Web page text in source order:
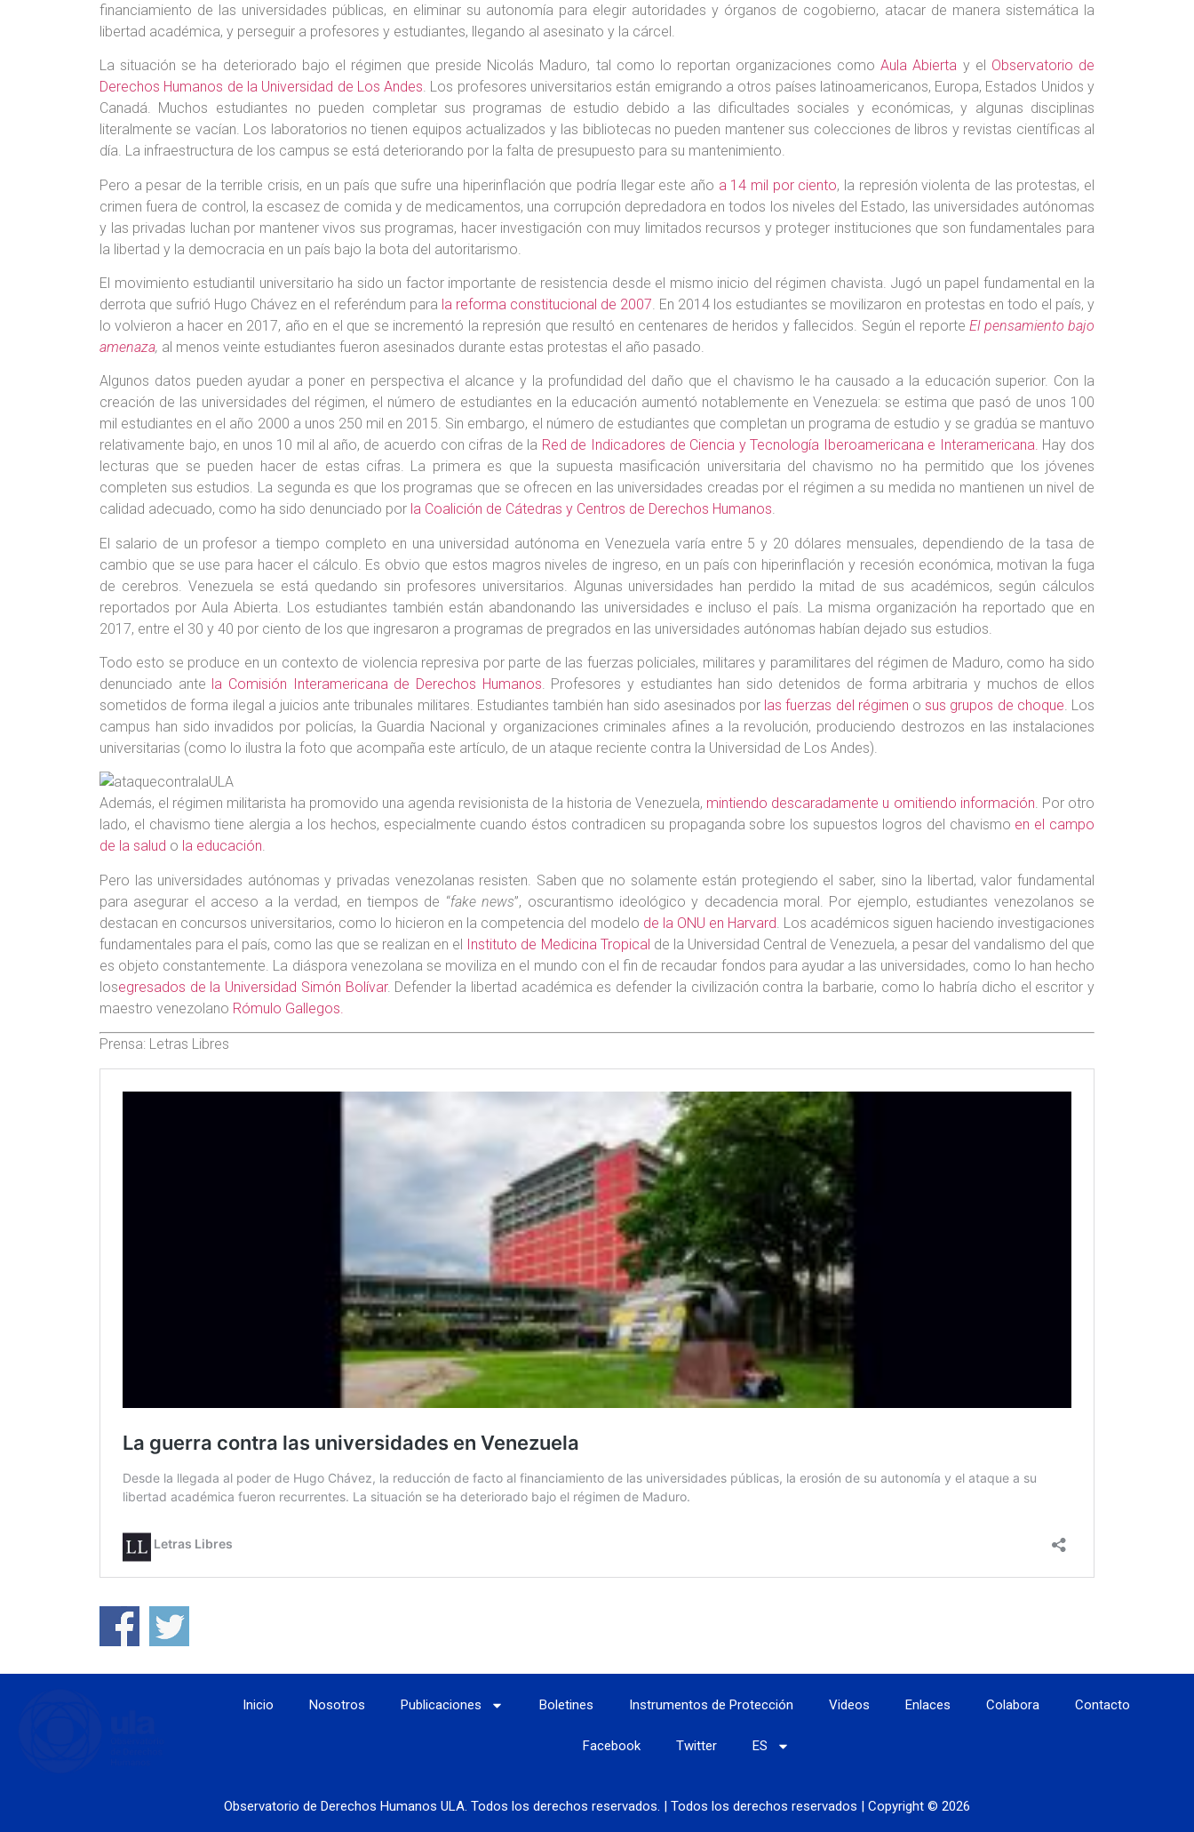
financiamiento de las universidades públicas, en eliminar su autonomía para elegir autoridades y órganos de cogobierno, atacar de manera sistemática la
libertad académica, y perseguir a profesores y estudiantes, llegando al asesinato y la cárcel.
La situación se ha deteriorado bajo el régimen que preside Nicolás Maduro, tal como lo reportan organizaciones comoAula Abierta y el Observatorio de
Derechos Humanos de la Universidad de Los Andes. Los profesores universitarios están emigrando a otros países latinoamericanos, Europa, Estados Unidos y
Canadá. Muchos estudiantes no pueden completar sus programas de estudio debido a las dificultades sociales y económicas, y algunas disciplinas
literalmente se vacían. Los laboratorios no tienen equipos actualizados y las bibliotecas no pueden mantener sus colecciones de libros y revistas científicas al
día. La infraestructura de los campus se está deteriorando por la falta de presupuesto para su mantenimiento.
Pero a pesar de la terrible crisis, en un país que sufre una hiperinflación que podría llegar este año a 14 mil por ciento, la represión violenta de las protestas, el
crimen fuera de control, la escasez de comida y de medicamentos, una corrupción depredadora en todos los niveles del Estado, las universidades autónomas
y las privadas luchan por mantener vivos sus programas, hacer investigación con muy limitados recursos y proteger instituciones que son fundamentales para
la libertad y la democracia en un país bajo la bota del autoritarismo.
El movimiento estudiantil universitario ha sido un factor importante de resistencia desde el mismo inicio del régimen chavista. Jugó un papel fundamental en la
derrota que sufrió Hugo Chávez en el referéndum para la reforma constitucional de 2007. En 2014 los estudiantes se movilizaron en protestas en todo el país, y
lo volvieron a hacer en 2017, año en el que se incrementó la represión que resultó en centenares de heridos y fallecidos. Según el reporteEl pensamiento bajo
amenaza, al menos veinte estudiantes fueron asesinados durante estas protestas el año pasado.
Algunos datos pueden ayudar a poner en perspectiva el alcance y la profundidad del daño que el chavismo le ha causado a la educación superior. Con la
creación de las universidades del régimen, el número de estudiantes en la educación aumentó notablemente en Venezuela: se estima que pasó de unos 100
mil estudiantes en el año 2000 a unos 250 mil en 2015. Sin embargo, el número de estudiantes que completan un programa de estudio y se gradúa se mantuvo
relativamente bajo, en unos 10 mil al año, de acuerdo con cifras de la Red de Indicadores de Ciencia y Tecnología Iberoamericana e Interamericana. Hay dos
lecturas que se pueden hacer de estas cifras. La primera es que la supuesta masificación universitaria del chavismo no ha permitido que los jóvenes
completen sus estudios. La segunda es que los programas que se ofrecen en las universidades creadas por el régimen a su medida no mantienen un nivel de
calidad adecuado, como ha sido denunciado por la Coalición de Cátedras y Centros de Derechos Humanos.
El salario de un profesor a tiempo completo en una universidad autónoma en Venezuela varía entre 5 y 20 dólares mensuales, dependiendo de la tasa de
cambio que se use para hacer el cálculo. Es obvio que estos magros niveles de ingreso, en un país con hiperinflación y recesión económica, motivan la fuga
de cerebros. Venezuela se está quedando sin profesores universitarios. Algunas universidades han perdido la mitad de sus académicos, según cálculos
reportados por Aula Abierta. Los estudiantes también están abandonando las universidades e incluso el país. La misma organización ha reportado que en
2017, entre el 30 y 40 por ciento de los que ingresaron a programas de pregrados en las universidades autónomas habían dejado sus estudios.
Todo esto se produce en un contexto de violencia represiva por parte de las fuerzas policiales, militares y paramilitares del régimen de Maduro, como ha sido
denunciado ante la Comisión Interamericana de Derechos Humanos. Profesores y estudiantes han sido detenidos de forma arbitraria y muchos de ellos
sometidos de forma ilegal a juicios ante tribunales militares. Estudiantes también han sido asesinados por las fuerzas del régimen osus grupos de choque. Los
campus han sido invadidos por policías, la Guardia Nacional y organizaciones criminales afines a la revolución, produciendo destrozos en las instalaciones
universitarias (como lo ilustra la foto que acompaña este artículo, de un ataque reciente contra la Universidad de Los Andes).
Además, el régimen militarista ha promovido una agenda revisionista de la historia de Venezuela, mintiendo descaradamente u omitiendo información. Por otro
lado, el chavismo tiene alergia a los hechos, especialmente cuando éstos contradicen su propaganda sobre los supuestos logros del chavismo en el campo
de la salud o la educación.
Pero las universidades autónomas y privadas venezolanas resisten. Saben que no solamente están protegiendo el saber, sino la libertad, valor fundamental
para asegurar el acceso a la verdad, en tiempos de “fake news”, oscurantismo ideológico y decadencia moral. Por ejemplo, estudiantes venezolanos se
destacan en concursos universitarios, como lo hicieron en la competencia del modelo de la ONU en Harvard. Los académicos siguen haciendo investigaciones
fundamentales para el país, como las que se realizan en el Instituto de Medicina Tropical de la Universidad Central de Venezuela, a pesar del vandalismo del que
es objeto constantemente. La diáspora venezolana se moviliza en el mundo con el fin de recaudar fondos para ayudar a las universidades, como lo han hecho
losegresados de la Universidad Simón Bolívar. Defender la libertad académica es defender la civilización contra la barbarie, como lo habría dicho el escritor y
maestro venezolano Rómulo Gallegos.
Prensa: Letras Libres
Inicio Nosotros Publicaciones Boletines Instrumentos de Protección Videos Enlaces Colabora Contacto
Facebook Twitter ES
Observatorio de Derechos Humanos ULA. Todos los derechos reservados. | Todos los derechos reservados | Copyright © 2026